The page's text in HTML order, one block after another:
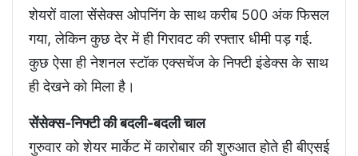
शेयरों वाला सेंसेक्स ओपनिंग के साथ करीब 500 अंक फिसल
गया, लेकिन कुछ देर में ही गिरावट की रफ्तार धीमी पड़ गई.
कुछ ऐसा ही नेशनल स्टॉक एक्सचेंज के निफ्टी इंडेक्स के साथ
ही देखने को मिला है।
सेंसेक्स-निफ्टी की बदली-बदली चाल
गुरुवार को शेयर मार्केट में कारोबार की शुरुआत होते ही बीएसई